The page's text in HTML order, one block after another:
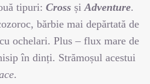
tipuri: Cross și Adventure.
bărbie mai depărtată de
ochelari. Plus – flux mare de
în dinți. Strămoșul acestui
.